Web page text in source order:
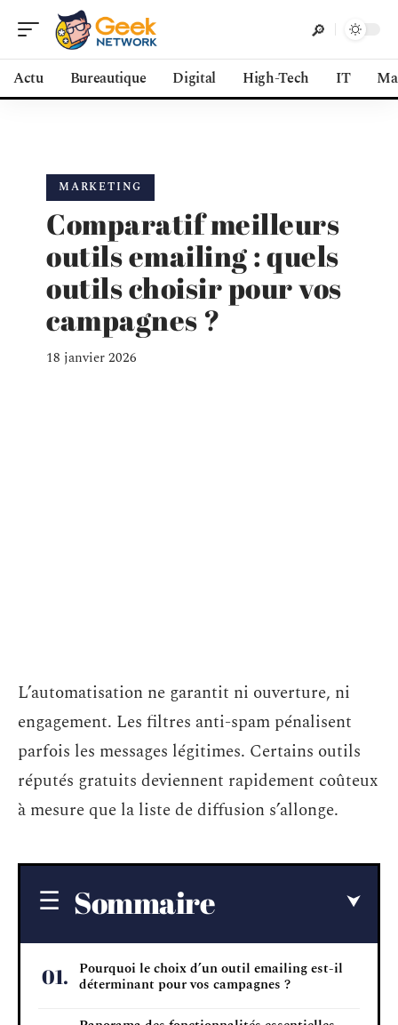
Actu Bureautique Digital High-Tech IT
MARKETING
Comparatif meilleurs
outils emailing : quels
outils choisir pour vos
campagnes ?
18 janvier 2026
L’automatisation ne garantit ni ouverture, ni
engagement. Les filtres anti-spam pénalisent
parfois les messages légitimes. Certains outils
réputés gratuits deviennent rapidement coûteux
à mesure que la liste de diffusion s’allonge.
Sommaire
Pourquoi le choix d’un outil emailing est-il
déterminant pour vos campagnes ?